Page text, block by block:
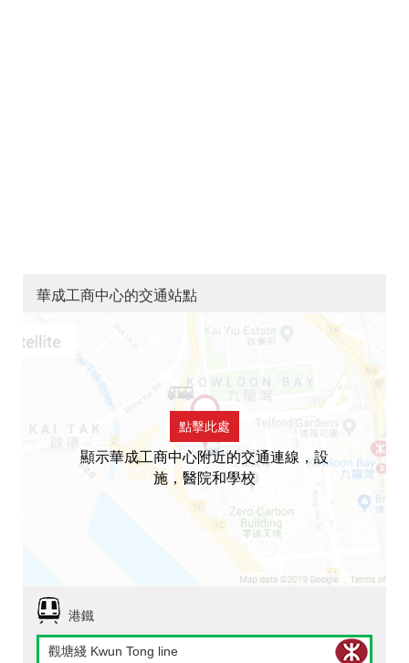
華成工商中心的交通站點
點擊此處
顯示華成工商中心附近的交通連線，設
施，醫院和學校
港鐵
觀塘綫 Kwun Tong line